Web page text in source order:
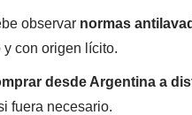
observar normas
con origen lícito.
desde Argentina a
fuera necesario.